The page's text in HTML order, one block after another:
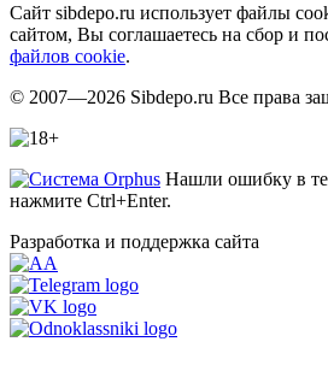
Сайт sibdepo.ru использует файлы
сайтом, Вы соглашаетесь на сбор и
файлов cookie.
© 2007—2026 Sibdepo.ru Все права
Нашли ошибку в
нажмите Ctrl+Enter.
Разработка и поддержка сайта